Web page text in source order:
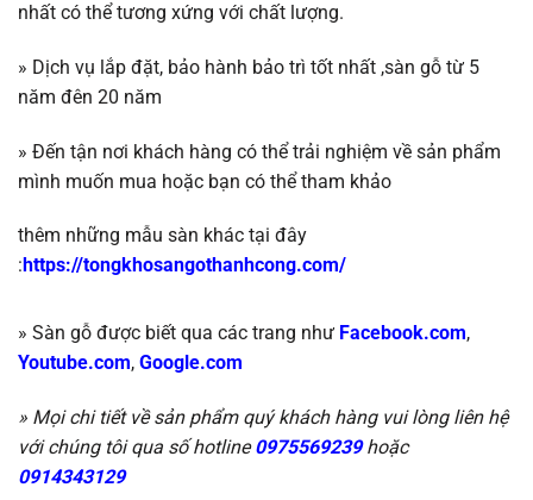
nhất có thể tương xứng với chất lượng.
» Dịch vụ lắp đặt, bảo hành bảo trì tốt nhất ,sàn gỗ từ 5
năm đên 20 năm
» Đến tận nơi khách hàng có thể trải nghiệm về sản phẩm
mình muốn mua hoặc bạn có thể tham khảo
thêm những mẫu sàn khác tại đây
: https://tongkhosangothanhcong.com/
» Sàn gỗ được biết qua các trang như Facebook.com,
Youtube.com, Google.com
» Mọi chi tiết về sản phẩm quý khách hàng vui lòng liên hệ
với chúng tôi qua số hotline0975569239hoặc
0914343129